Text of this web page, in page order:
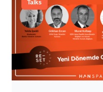
Talks